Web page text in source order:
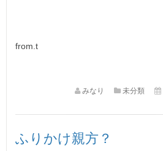
from.t
みなり 未分類
ふりかけ親方？